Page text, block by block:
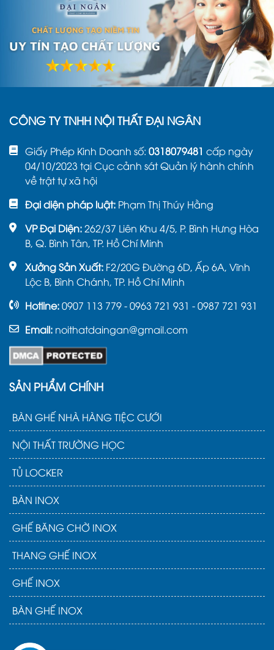
CÔNG TY TNHH NỘI THẤT ĐẠI NGÂN
Giấy Phép Kinh Doanh số: 0318079481 cấp ngày
04/10/2023 tại Cục cảnh sát Quản lý hành chính
về trật tự xã hội
Đại diện pháp luật: Phạm Thị Thúy Hằng
VP Đại Diện:262/37 Liên Khu 4/5, P. Bình Hưng Hòa
B, Q. Bình Tân, TP. Hồ Chí Minh
Xưởng Sản Xuất: F2/20G Đường 6D, Ấp 6A, Vĩnh
Lộc B, Bình Chánh, TP. Hồ Chí Minh
Hotline:0907 113 779 - 0963 721 931 - 0987 721 931
Email: noithatdaingan@gmail.com
SẢN PHẨM CHÍNH
BÀN GHẾ NHÀ HÀNG TIỆC CƯỚI
NỘI THẤT TRƯỜNG HỌC
TỦ LOCKER
BÀN INOX
GHẾ BĂNG CHỜ INOX
THANG GHẾ INOX
GHẾ INOX
BÀN GHẾ INOX